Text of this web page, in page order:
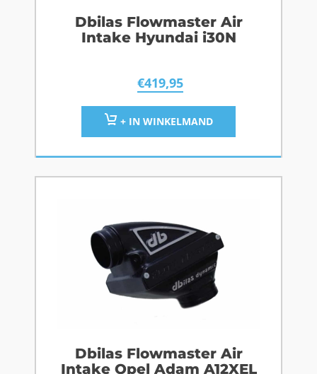
Dbilas Flowmaster Air
Intake Hyundai i30N
€419,95
+ IN WINKELMAND
Dbilas Flowmaster Air
Intake Opel Adam A12XEL